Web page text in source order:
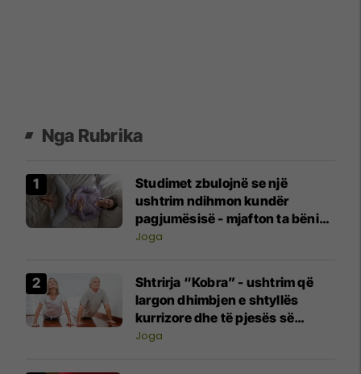
Nga Rubrika
Studimet zbulojnë se një
ushtrim ndihmon kundër
pagjumësisë - mjafton ta bëni
vetëm dy herë në javë
Joga
Shtrirja “Kobra” - ushtrim që
largon dhimbjen e shtyllës
kurrizore dhe të pjesës së
poshtme të shpinës
Joga